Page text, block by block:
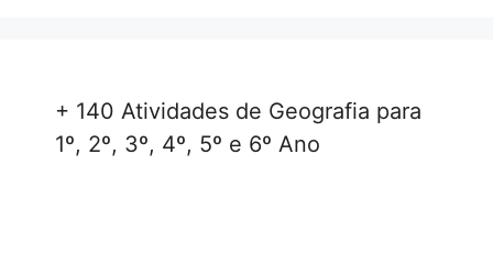
+ 140 Atividades de Geografia para
1º, 2º, 3º, 4º, 5º e 6º Ano